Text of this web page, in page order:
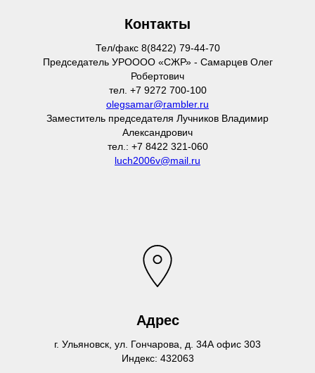
Контакты
Тел/факс 8(8422) 79-44-70
Председатель УРОООО «СЖР» - Самарцев Олег
Робертович
тел. +7 9272 700-100
olegsamar@rambler.ru
Заместитель председателя Лучников Владимир
Александрович
тел.: +7 8422 321-060
luch2006v@mail.ru
Адрес
г. Ульяновск, ул. Гончарова, д. 34А офис 303
Индекс: 432063